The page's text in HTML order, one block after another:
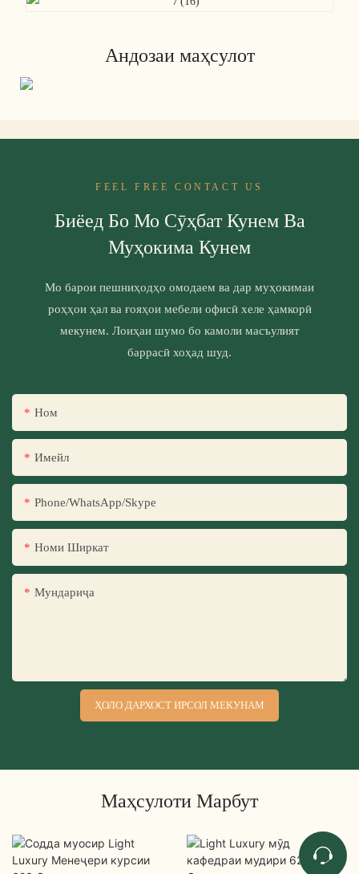
Андозаи маҳсулот
FEEL FREE CONTACT US
Биёед Бо Мо Сӯҳбат Кунем Ва
Муҳокима Кунем
Мо барои пешниҳодҳо омодаем ва дар муҳокимаи
роҳҳои ҳал ва ғояҳои мебели офисӣ хеле ҳамкорӣ
мекунем. Лоиҳаи шумо бо камоли масъулият
баррасӣ хоҳад шуд.
Ном
Имейл
Phone/WhatsApp/Skype
Номи Ширкат
Мундариҷа
ҲОЛО ДАРХОСТ ИРСОЛ МЕКУНАМ
Маҳсулоти Марбут